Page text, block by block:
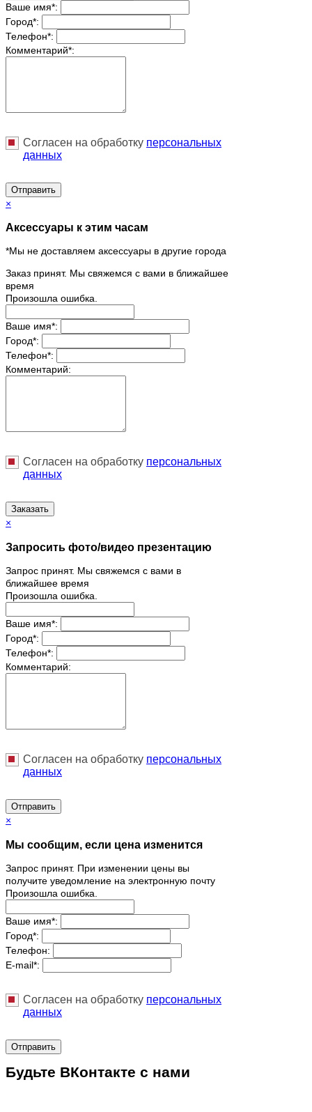
Ваше имя*:
Город*:
Телефон*:
Комментарий*:
Согласен на обработку персональныx
данных
Отправить
×
Аксессуары к этим часам
*Мы не доставляем аксессуары в другие города
Заказ принят. Мы свяжемся с вами в ближайшее
время
Произошла ошибка.
Ваше имя*:
Город*:
Телефон*:
Комментарий:
Согласен на обработку персональныx
данных
Заказать
×
Запросить фото/видео презентацию
Запрос принят. Мы свяжемся с вами в
ближайшее время
Произошла ошибка.
Ваше имя*:
Город*:
Телефон*:
Комментарий:
Согласен на обработку персональныx
данных
Отправить
×
Мы сообщим, если цена изменится
Запрос принят. При изменении цены вы
получите уведомление на электронную почту
Произошла ошибка.
Ваше имя*:
Город*:
Телефон:
E-mail*:
Согласен на обработку персональныx
данных
Отправить
Будьте ВКонтакте с нами